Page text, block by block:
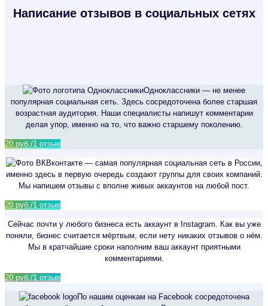
Написание отзывов в социальных сетях
Одноклассники — не менее
популярная социальная сеть. Здесь сосредоточена более старшая
возрастная аудитория. Наши специалисты напишут комментарии
делая упор, именно на то, что важно старшему поколению.
20 руб./1 отзыв
Вконтакте — самая популярная социальная сеть в России,
именно здесь в первую очередь создают группы для своих компаний.
Мы напишем отзывы с вполне живых аккаунтов на любой пост.
20 руб./1 отзыв
Сейчас почти у любого бизнеса есть аккаунт в Instagram. Как вы уже
поняли, бизнес считается мёртвым, если нету никаких отзывов о нём.
Мы в кратчайшие сроки наполним ваш аккаунт приятными
комментариями.
20 руб./1 отзыв
По нашим оценкам на Facebook сосредоточена